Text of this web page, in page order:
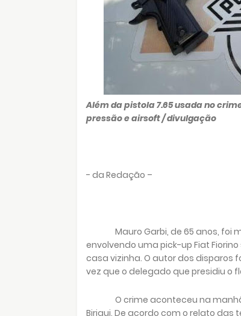
Além da pistola 7.65 usada no
pressão e airsoft / divulgação
- da Redação –
Mauro Garbi, de 65 anos,
envolvendo uma pick-up Fiat
casa vizinha. O autor dos disparos
vez que o delegado que presidiu o
O crime aconteceu na
Birigui. De acordo com o relato das